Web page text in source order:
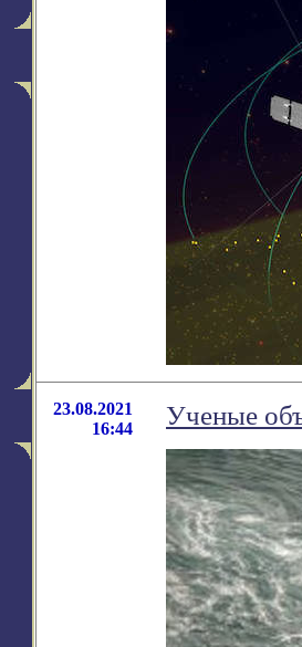
23.08.2021
16:44
Ученые